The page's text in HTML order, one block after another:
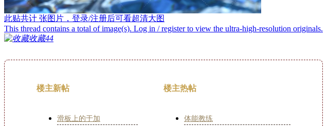
此贴共计 张图片，登录/注册后可看超清大图
This thread contains a total ofimage(s). Log in / register to view the ultra-high-resolution originals.
收藏44
楼主新帖
滑板上的于加
楼主热帖
体能教练